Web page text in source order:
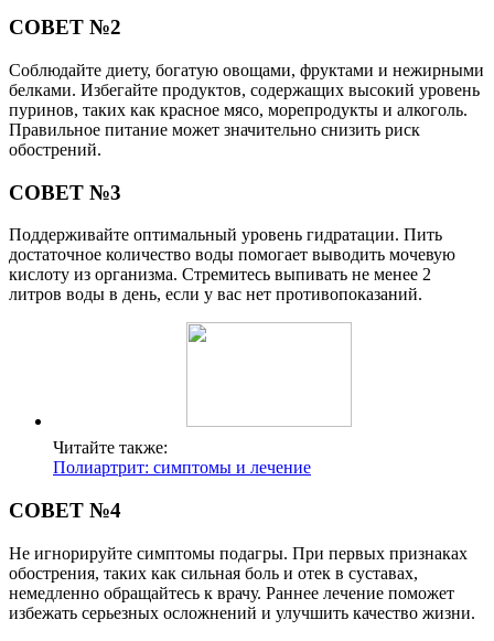
СОВЕТ №2
Соблюдайте диету, богатую овощами, фруктами и нежирными
белками. Избегайте продуктов, содержащих высокий уровень
пуринов, таких как красное мясо, морепродукты и алкоголь.
Правильное питание может значительно снизить риск
обострений.
СОВЕТ №3
Поддерживайте оптимальный уровень гидратации. Пить
достаточное количество воды помогает выводить мочевую
кислоту из организма. Стремитесь выпивать не менее 2
литров воды в день, если у вас нет противопоказаний.
Читайте также:
Полиартрит: симптомы и лечение
СОВЕТ №4
Не игнорируйте симптомы подагры. При первых признаках
обострения, таких как сильная боль и отек в суставах,
немедленно обращайтесь к врачу. Раннее лечение поможет
избежать серьезных осложнений и улучшить качество жизни.